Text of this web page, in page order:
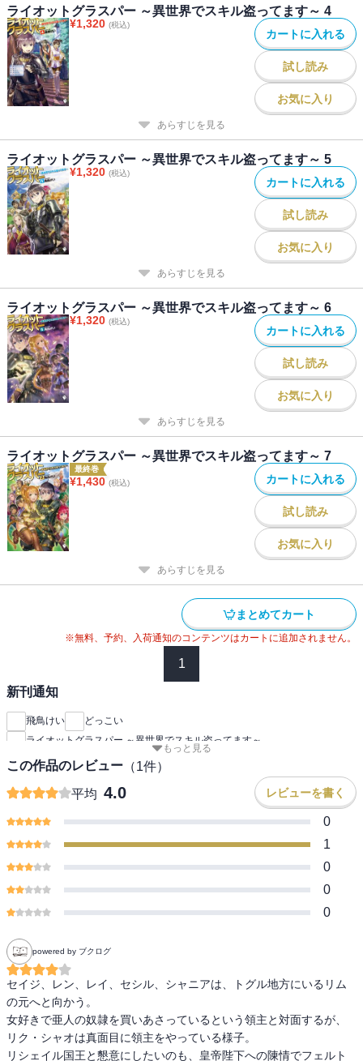
ライオットグラスパー ～異世界でスキル盗ってます～ 4
¥1,320 (税込)
カートに入れる
試し読み
お気に入り
あらすじを見る
ライオットグラスパー ～異世界でスキル盗ってます～ 5
¥1,320 (税込)
カートに入れる
試し読み
お気に入り
あらすじを見る
ライオットグラスパー ～異世界でスキル盗ってます～ 6
¥1,320 (税込)
カートに入れる
試し読み
お気に入り
あらすじを見る
ライオットグラスパー ～異世界でスキル盗ってます～ 7
最終巻
¥1,430 (税込) カートに入れる
試し読み
お気に入り
あらすじを見る
まとめてカート
※無料、予約、入荷通知のコンテンツはカートに追加されません。
1
新刊通知
飛鳥けい
どっこい
ライオットグラスパー ～異世界でスキル盗ってます～
もっと見る
この作品のレビュー （1件）
平均 4.0 レビューを書く
0
1
0
0
0
powered by ブクログ
セイジ、レン、レイ、セシル、シャニアは、トグル地方にいるリム
の元へと向かう。
女好きで亜人の奴隷を買いあさっているという領主と対面するが、
リク・シャオは真面目に領主をやっている様子。
リシェイル国王と懇意にしたいのも、皇帝陛下への陳情でフェルト